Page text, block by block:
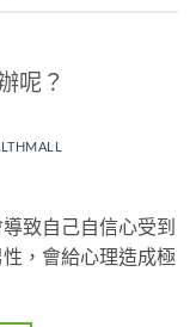
呢？
致自己自信心受到
，會給心理造成極